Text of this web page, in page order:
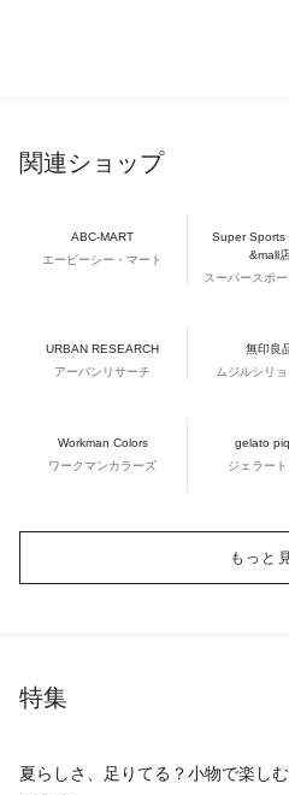
関連ショップ
ABC-MART
エービーシー・マート
Super Sports
&mall
スーパースポ
URBAN RESEARCH
アーバンリサーチ
無印良
ムジルシリ
Workman Colors
ワークマンカラーズ
gelato
ジェラー
もっと
特集
夏らしさ、足りてる？小物で楽し